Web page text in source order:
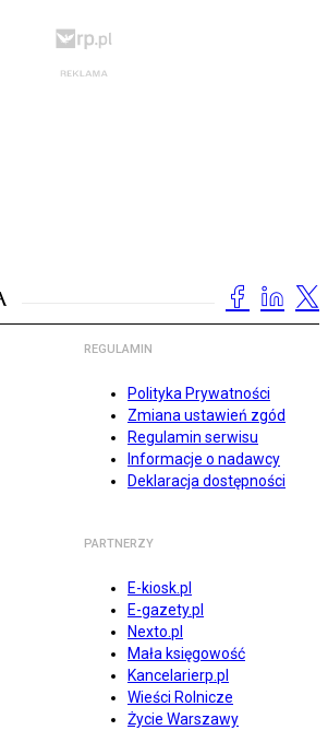
REGULAMIN
Polityka Prywatności
Zmiana ustawień zgód
Regulamin serwisu
Informacje o nadawcy
Deklaracja dostępności
PARTNERZY
E-kiosk.pl
E-gazety.pl
Nexto.pl
Mała księgowość
Kancelarierp.pl
Wieści Rolnicze
Życie Warszawy